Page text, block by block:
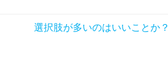
選択肢が多いのはいいことか？